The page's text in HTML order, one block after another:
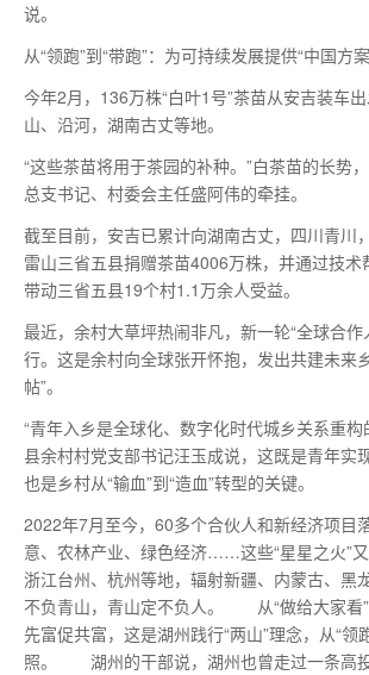
说。
从“领跑”到“带跑”：为可持续发展提供“中国方
今年2月，136万株“白叶1号”茶苗从安吉装车
山、沿河，湖南古丈等地。
“这些茶苗将用于茶园的补种。”白茶苗的长势
总支书记、村委会主任盛阿伟的牵挂。
截至目前，安吉已累计向湖南古丈，四川青川
雷山三省五县捐赠茶苗4006万株，并通过技术
带动三省五县19个村1.1万余人受益。
最近，余村大草坪热闹非凡，新一轮“全球合作
行。这是余村向全球张开怀抱，发出共建未来
帖”。
“青年入乡是全球化、数字化时代城乡关系重构
县余村村党支部书记汪玉成说，这既是青年实
也是乡村从“输血”到“造血”转型的关键。
2022年7月至今，60多个合伙人和新经济项目
意、农林产业、绿色经济……这些“星星之火”
浙江台州、杭州等地，辐射新疆、内蒙古、
不负青山，青山定不负人。 从“做给大家看”
先富促共富，这是湖州践行“两山”理念，从“领
照。 湖州的干部说，湖州也曾走过一条高